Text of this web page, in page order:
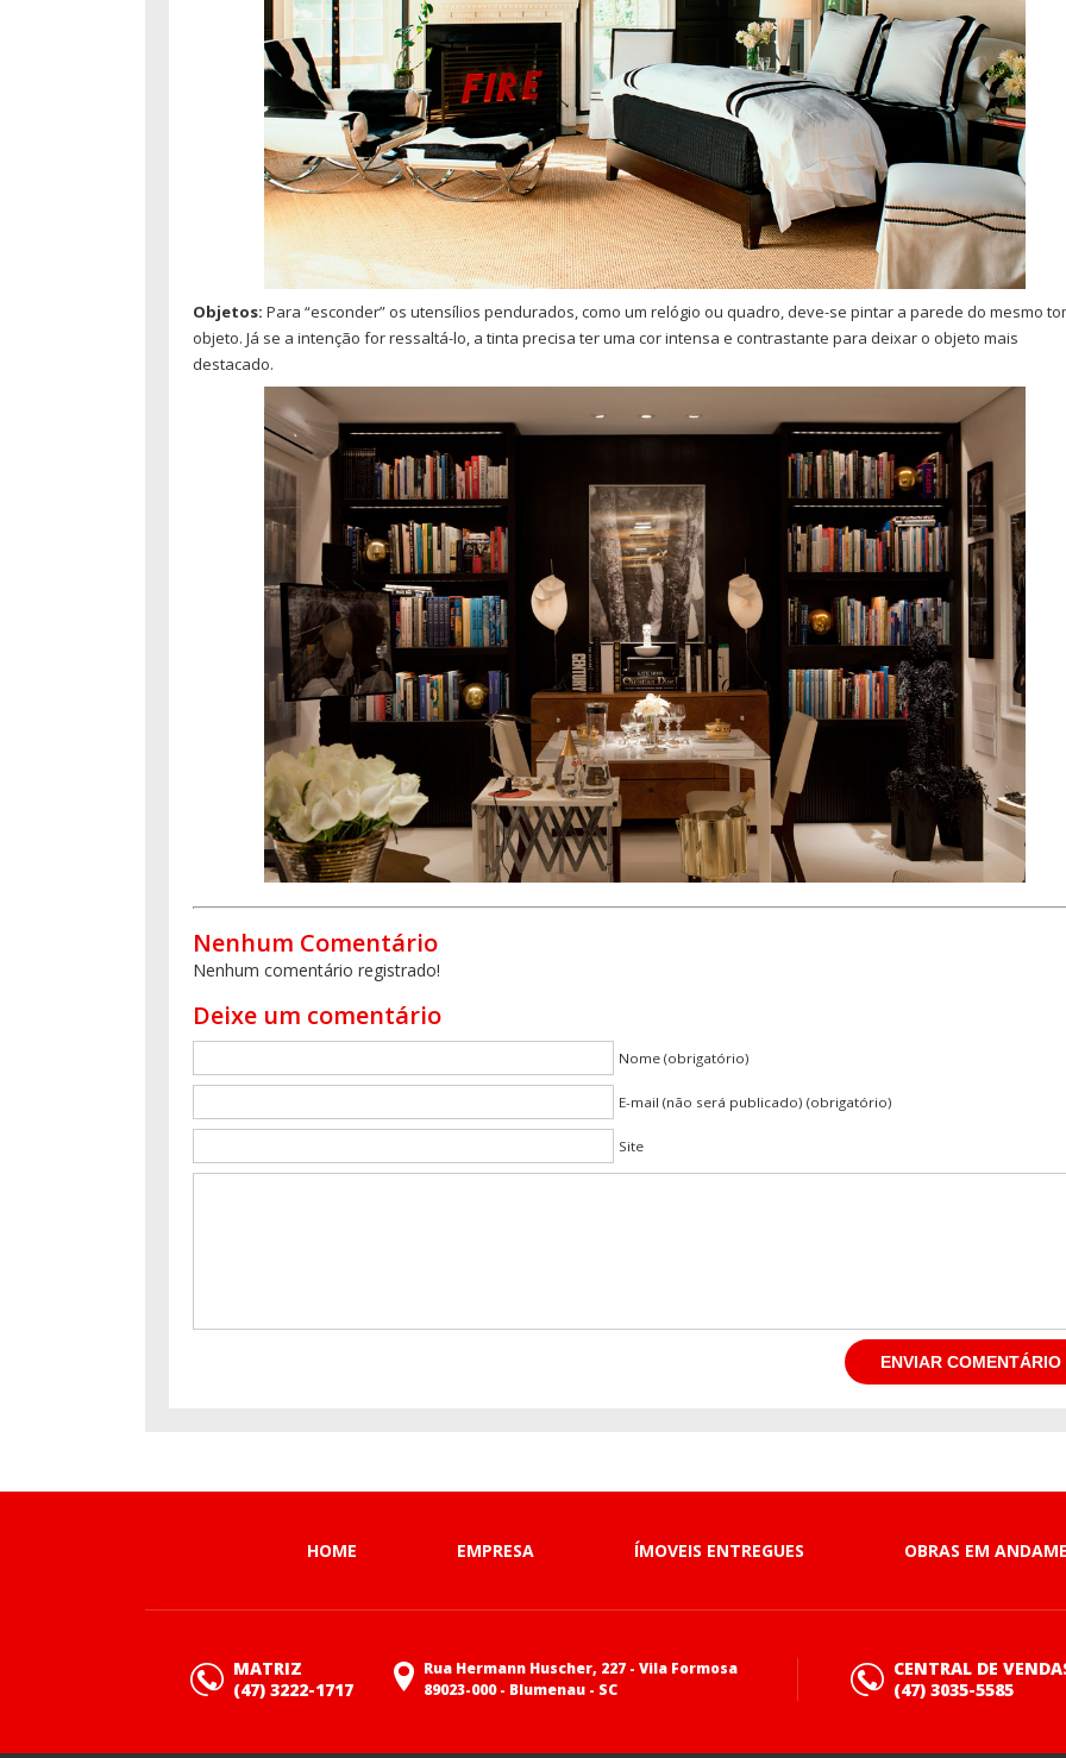
Objetos: Para “esconder” os utensílios pendurados, como um relógio ou quadro, deve-se pintar a parede do mesmo
objeto. Já se a intenção for ressaltá-lo, a tinta precisa ter uma cor intensa e contrastante para deixar o objeto mais
destacado.
Nenhum Comentário
Nenhum comentário registrado!
Deixe um comentário
Nome (obrigatório)
E-mail (não será publicado) (obrigatório)
Site
HOME EMPRESA ÍMOVEIS ENTREGUES OBRAS EM
MATRIZ
(47) 3222-1717
Rua Hermann Huscher, 227 - Vila Formosa
89023-000 - Blumenau - SC
CENTRAL DE
(47) 3035-5585